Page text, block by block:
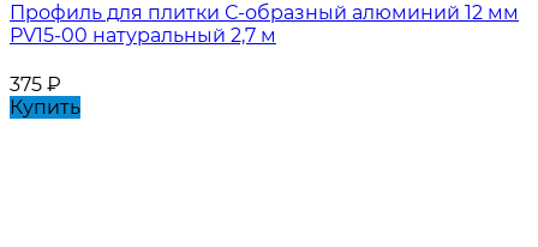
Профиль для плитки С-образный алюминий 12 мм
PV15-00 натуральный 2,7 м
375 ₽
Купить